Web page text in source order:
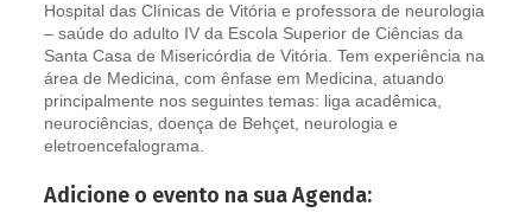
Hospital das Clínicas de Vitória e professora de neurologia
– saúde do adulto IV da Escola Superior de Ciências da
Santa Casa de Misericórdia de Vitória. Tem experiência na
área de Medicina, com ênfase em Medicina, atuando
principalmente nos seguintes temas: liga acadêmica,
neurociências, doença de Behçet, neurologia e
eletroencefalograma.
Adicione o evento na sua Agenda: